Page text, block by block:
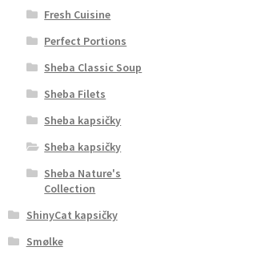
Fresh Cuisine
Perfect Portions
Sheba Classic Soup
Sheba Filets
Sheba kapsičky
Sheba kapsičky
Sheba Nature's
Collection
ShinyCat kapsičky
Smølke